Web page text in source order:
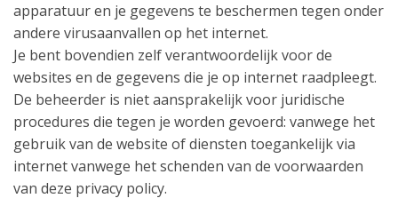
apparatuur en je gegevens te beschermen tegen onder
andere virusaanvallen op het internet.
Je bent bovendien zelf verantwoordelijk voor de
websites en de gegevens die je op internet raadpleegt.
De beheerder is niet aansprakelijk voor juridische
procedures die tegen je worden gevoerd: vanwege het
gebruik van de website of diensten toegankelijk via
internet vanwege het schenden van de voorwaarden
van deze privacy policy.